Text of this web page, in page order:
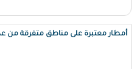
أمطار معتبرة على مناطق متفرقة من